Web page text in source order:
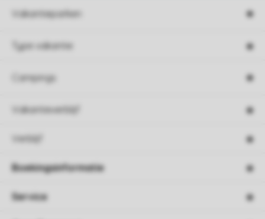
Vakantieparken
Type vakantie
Campings
Vakantieverblijf
Verblijf
Boekingsinformatie
Service